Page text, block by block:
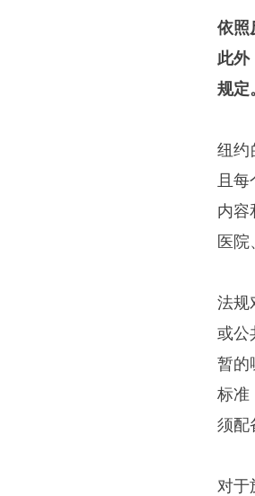
依照
此外
规定
纽约
且
内容
医
法规
或公
暂的
标准
须配
对于